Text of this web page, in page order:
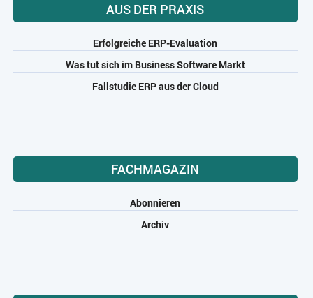
AUS DER PRAXIS
Erfolgreiche ERP-Evaluation
Was tut sich im Business Software Markt
Fallstudie ERP aus der Cloud
FACHMAGAZIN
Abonnieren
Archiv